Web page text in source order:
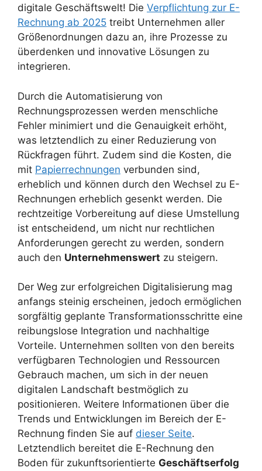
digitale Geschäftswelt! Die Verpflichtung zur E-
Rechnung ab 2025 treibt Unternehmen aller
Größenordnungen dazu an, ihre Prozesse zu
überdenken und innovative Lösungen zu
integrieren.
Durch die Automatisierung von
Rechnungsprozessen werden menschliche
Fehler minimiert und die Genauigkeit erhöht,
was letztendlich zu einer Reduzierung von
Rückfragen führt. Zudem sind die Kosten, die
mit Papierrechnungen verbunden sind,
erheblich und können durch den Wechsel zu E-
Rechnungen erheblich gesenkt werden. Die
rechtzeitige Vorbereitung auf diese Umstellung
ist entscheidend, um nicht nur rechtlichen
Anforderungen gerecht zu werden, sondern
auch den Unternehmenswert zu steigern.
Der Weg zur erfolgreichen Digitalisierung mag
anfangs steinig erscheinen, jedoch ermöglichen
sorgfältig geplante Transformationsschritte eine
reibungslose Integration und nachhaltige
Vorteile. Unternehmen sollten von den bereits
verfügbaren Technologien und Ressourcen
Gebrauch machen, um sich in der neuen
digitalen Landschaft bestmöglich zu
positionieren. Weitere Informationen über die
Trends und Entwicklungen im Bereich der E-
Rechnung finden Sie auf dieser Seite.
Letztendlich bereitet die E-Rechnung den
Boden für zukunftsorientierte Geschäftserfolg